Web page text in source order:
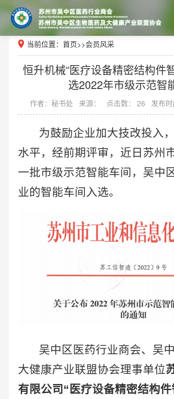
当前位置： 首页>>会员风采
恒升机械“医疗设备精密结构件
选2022年市级示范智
作者：秘书处 来源： 点击数： 26 发布
为鼓励企业加大技改投入，
水平，经前期评审，近日苏州
一批市级示范智能车间，吴中
业的智能车间入选。
吴中区医药行业商会、吴中
大健康产业联盟协会理事单位
有限公司“医疗设备精密结构